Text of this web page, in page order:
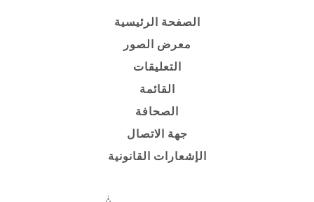
الصفحة الرئيسية
معرض الصور
التعليقات
القائمة
الصحافة
جهة الاتصال
الإشعارات القانونية